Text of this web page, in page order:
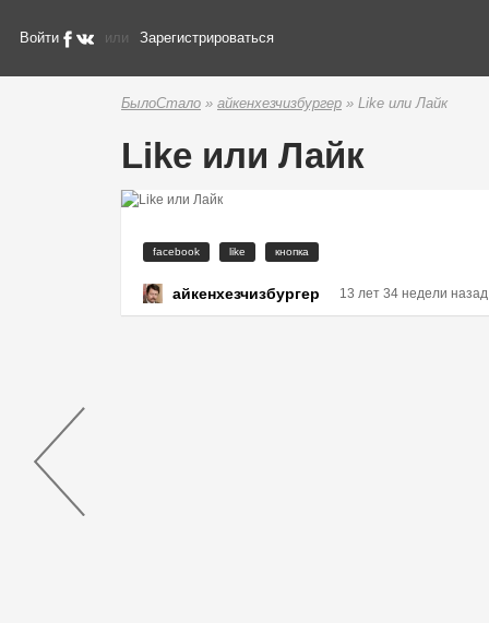
Войти или Зарегистрироваться
БылоСтало » айкенхезчизбургер » Like или Лайк
Like или Лайк
facebook like кнопка
айкенхезчизбургер 13 лет 34 недели назад